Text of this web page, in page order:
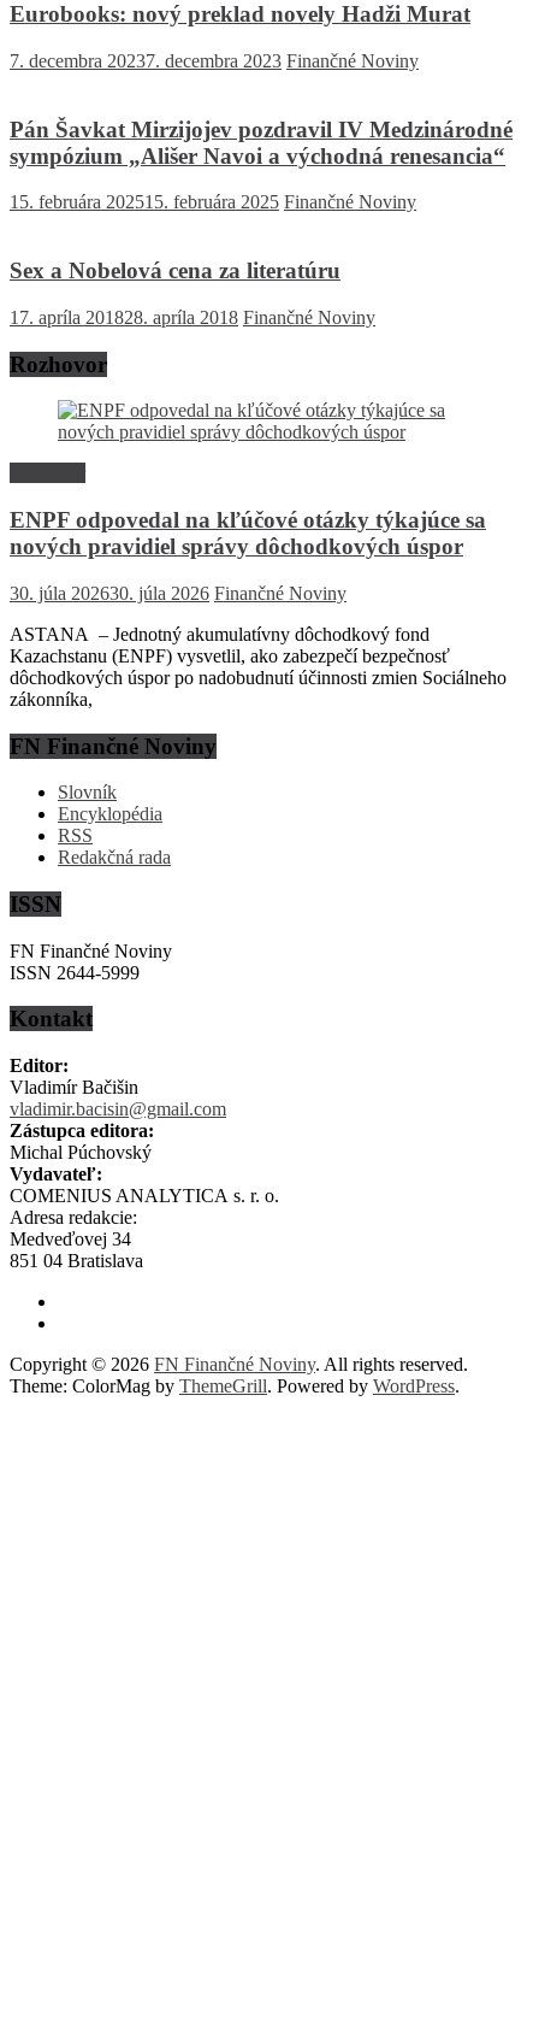
Eurobooks: nový preklad novely Hadži Murat
7. decembra 20237. decembra 2023 Finančné Noviny
Pán Šavkat Mirzijojev pozdravil IV Medzinárodné
sympózium „Ališer Navoi a východná renesancia“
15. februára 202515. februára 2025 Finančné Noviny
Sex a Nobelová cena za literatúru
17. apríla 201828. apríla 2018 Finančné Noviny
Rozhovor
ENPF odpovedal na kľúčové otázky týkajúce sa
nových pravidiel správy dôchodkových úspor
30. júla 202630. júla 2026 Finančné Noviny
ASTANA – Jednotný akumulatívny dôchodkový fond
Kazachstanu (ENPF) vysvetlil, ako zabezpečí bezpečnosť
dôchodkových úspor po nadobudnutí účinnosti zmien Sociálneho
zákonníka,
FN Finančné Noviny
Slovník
Encyklopédia
RSS
Redakčná rada
ISSN
FN Finančné Noviny
ISSN 2644-5999
Kontakt
Editor:
Vladimír Bačišin
vladimir.bacisin@gmail.com
Zástupca editora:
Michal Púchovský
Vydavateľ:
COMENIUS ANALYTICA s. r. o.
Adresa redakcie:
Medveďovej 34
851 04 Bratislava
Copyright © 2026 FN Finančné Noviny. All rights reserved.
Theme: ColorMag by ThemeGrill. Powered by WordPress.